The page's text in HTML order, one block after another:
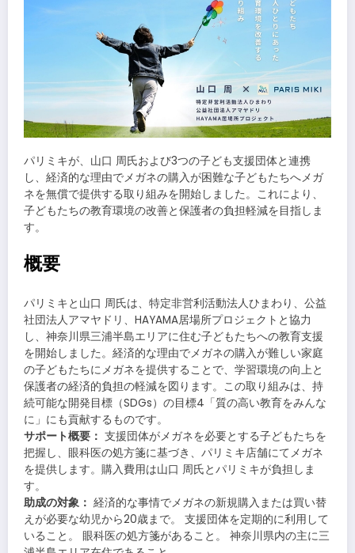
パリミキが、山口 周氏および3つの子ども支援団体と連携
し、経済的な理由でメガネの購入が困難な子どもたちへメガ
ネを無償で提供する取り組みを開始しました。これにより、
子どもたちの教育環境の改善と保護者の負担軽減を目指しま
す。
概要
パリミキと山口 周氏は、特定非営利活動法人ひまわり、公益
社団法人アマヤドリ、HAYAMA居場所プロジェクトと協力
し、神奈川県三浦半島エリアに住む子どもたちへの教育支援
を開始しました。経済的な理由でメガネの購入が難しい家庭
の子どもたちにメガネを提供することで、学習環境の向上と
保護者の経済的負担の軽減を図ります。この取り組みは、持
続可能な開発目標（SDGs）の目標4「質の高い教育をみんな
に」にも貢献するものです。
サポート概要： 支援団体がメガネを必要とする子どもたちを
把握し、眼科医の処方箋に基づき、パリミキ店舗にてメガネ
を提供します。購入費用は山口 周氏とパリミキが負担しま
す。
助成の対象： 経済的な事情でメガネの新規購入または買い替
えが必要な幼児から20歳まで。 支援団体を定期的に利用して
いること。 眼科医の処方箋があること。 神奈川県内の主に三